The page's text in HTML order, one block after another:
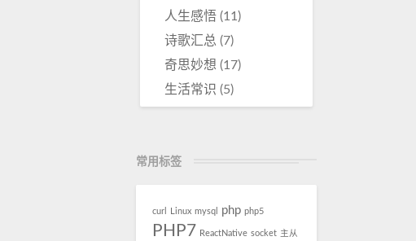
人生感悟(11)
诗歌汇总 (7)
奇思妙想 (17)
生活常识 (5)
常用标签
curl Linux mysql php php5
PHP7 ReactNative socket 主从